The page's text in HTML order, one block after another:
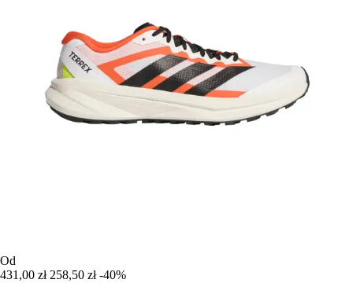
Od
431,00 zł 258,50 zł -40%